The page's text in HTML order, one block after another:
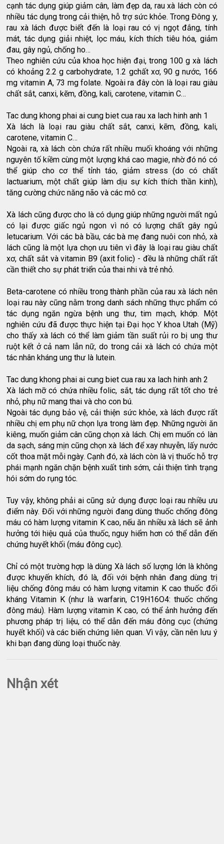
cạnh tác dụng giúp giảm cân, làm đẹp da, rau xà lách còn có
nhiều tác dụng trong cải thiện, hỗ trợ sức khỏe. Trong Đông y,
rau xà lách được biết đến là loại rau có vị ngọt đắng, tính
mát, tác dụng giải nhiệt, lọc máu, kích thích tiêu hóa, giảm
đau, gây ngủ, chống ho…
Theo nghiên cứu của khoa học hiện đại, trong 100 g xà lách
có khoảng 2.2 g carbohydrate, 1.2 gchất xơ, 90 g nước, 166
mg vitamin A, 73 mg folate. Ngoài ra đây còn là loại rau giàu
chất sắt, canxi, kẽm, đồng, kali, carotene, vitamin C…
Tac dung khong phai ai cung biet cua rau xa lach hinh anh 1
Xà lách là loại rau giàu chất sắt, canxi, kẽm, đồng, kali,
carotene, vitamin C…
Ngoài ra, xà lách còn chứa rất nhiều muối khoáng với những
nguyên tố kiềm cùng một lượng khá cao magie, nhờ đó nó có
thể giúp cho cơ thể tỉnh táo, giảm stress (do có chất
lactuarium, một chất giúp làm dịu sự kích thích thần kinh),
tăng cường chức năng não và các mô cơ.
Xà lách cũng được cho là có dụng giúp những người mất ngủ
có lại được giấc ngủ ngon vì nó có lượng chất gây ngủ
letucarium. Với các bà bầu, các bà mẹ đang nuôi con nhỏ, xà
lách cũng là một lựa chọn ưu tiên vì đây là loại rau giàu chất
xơ, chất sắt và vitamin B9 (axit folic) - đều là những chất rất
cần thiết cho sự phát triển của thai nhi và trẻ nhỏ.
Beta-carotene có nhiều trong thành phần của rau xà lách nên
loại rau này cũng nằm trong danh sách những thực phẩm có
tác dụng ngăn ngừa bệnh ung thư, tim mạch, khớp. Một
nghiên cứu đã được thực hiện tại Đại học Y khoa Utah (Mỹ)
cho thấy xà lách có thể làm giảm tần suất rủi ro bị ung thư
ruột kết ở cả nam lẫn nữ, do trong cải xà lách có chứa một
tác nhân kháng ung thư là lutein.
Tac dung khong phai ai cung biet cua rau xa lach hinh anh 2
Xà lách mỡ có chứa nhiều folic, sắt, tác dụng rất tốt cho trẻ
nhỏ, phụ nữ mang thai và cho con bú.
Ngoài tác dụng bảo vệ, cải thiện sức khỏe, xà lách được rất
nhiều chị em phụ nữ chọn lựa trong làm đẹp. Những người ăn
kiêng, muốn giảm cân cũng chọn xà lách. Chị em muốn có làn
da sạch, sáng mịn cũng chọn xà lách để xay nhuyễn, lấy nước
cốt thoa mặt mỗi ngày. Cạnh đó, xà lách còn là vị thuốc hỗ trợ
phái mạnh ngăn chặn bệnh xuất tinh sớm, cải thiện tình trạng
hói sớm do rụng tóc.
Tuy vậy, không phải ai cũng sử dụng được loại rau nhiều ưu
điểm này. Đối với những người đang dùng thuốc chống đông
máu có hàm lượng vitamin K cao, nếu ăn nhiều xà lách sẽ ảnh
hưởng tới hiệu quả của thuốc, nguy hiểm hơn có thể dẫn đến
chứng huyết khối (máu đông cục).
Chỉ có một trường hợp là dùng Xà lách số lượng lớn là không
được khuyến khích, đó là, đối với bệnh nhân đang dùng trị
liệu chống đông máu có hàm lượng vitamin K cao thuốc đối
kháng Vitamin K (như là warfarin, C19H16O4: thuốc chống
đông máu). Hàm lượng vitamin K cao, có thể ảnh hưởng đến
phương pháp trị liệu, có thể dẫn đến máu đông cục (chứng
huyết khối) và các biến chứng liên quan. Vì vậy, cần nên lưu ý
khi bạn đang dùng loại thuốc này.
Nhận xét